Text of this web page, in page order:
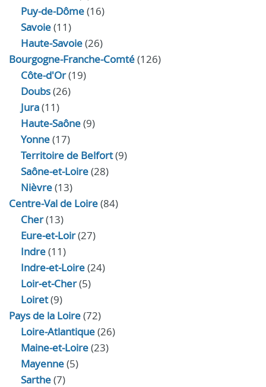
Puy-de-Dôme(16)
Savoie(11)
Haute-Savoie(26)
Bourgogne-Franche-Comté(126)
Côte-d'Or(19)
Doubs(26)
Jura(11)
Haute‑Saône(9)
Yonne(17)
Territoire de Belfort(9)
Saône-et-Loire(28)
Nièvre(13)
Centre-Val de Loire(84)
Cher(13)
Eure‑et‑Loir(27)
Indre(11)
Indre‑et‑Loire(24)
Loir‑et‑Cher(5)
Loiret(9)
Pays de la Loire(72)
Loire-Atlantique(26)
Maine-et-Loire(23)
Mayenne(5)
Sarthe(7)